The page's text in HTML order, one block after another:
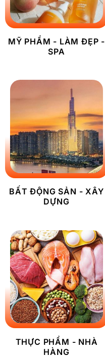
MỸ PHẨM - LÀM ĐẸP -
SPA
BẤT ĐỘNG SẢN - XÂY
DỰNG
THỰC PHẨM - NHÀ
HÀNG